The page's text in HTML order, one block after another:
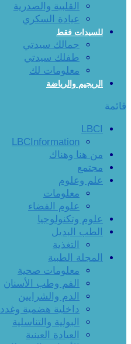
القلبية والصدرية
عيادة السكري
للسيدات فقط
جمالك سيدتي
طفلك سيدتي
معلومات لك
الريجيم والرياضة
قائمة
LBCI
LBCInformation
من هنا وهناك
مجتمع
علم وعلوم
معلومات
علوم الفضاء
علوم وتكنولوجيا
الطب البديل
التغذية
المجلة الطبية
معلومات صحية
الفم وطب الأسنان
الدم والشرايين
داخلية هضمية وغدد
البولية والتناسلية
العيادة العينية